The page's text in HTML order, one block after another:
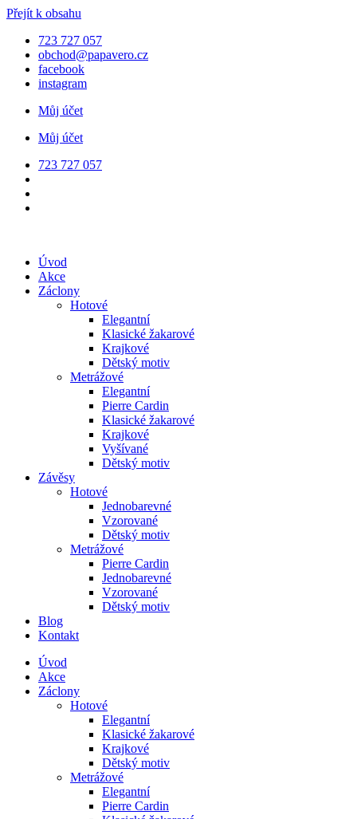
Přejít k obsahu
723 727 057
obchod@papavero.cz
facebook
instagram
Můj účet
Můj účet
723 727 057
Úvod
Akce
Záclony
Hotové
Elegantní
Klasické žakarové
Krajkové
Dětský motiv
Metrážové
Elegantní
Pierre Cardin
Klasické žakarové
Krajkové
Vyšívané
Dětský motiv
Závěsy
Hotové
Jednobarevné
Vzorované
Dětský motiv
Metrážové
Pierre Cardin
Jednobarevné
Vzorované
Dětský motiv
Blog
Kontakt
Úvod
Akce
Záclony
Hotové
Elegantní
Klasické žakarové
Krajkové
Dětský motiv
Metrážové
Elegantní
Pierre Cardin